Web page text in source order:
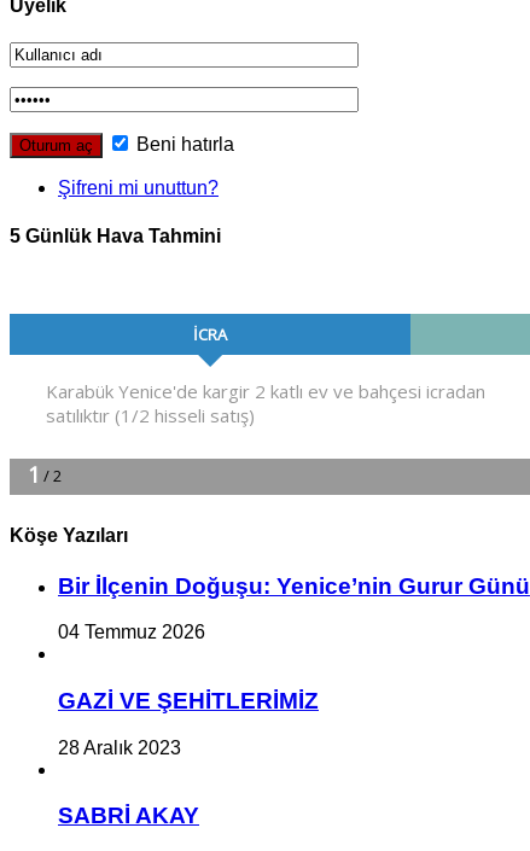
Üyelik
Beni hatırla
Şifreni mi unuttun?
5 Günlük Hava Tahmini
Köşe Yazıları
Bir İlçe­nin Do­ğu­şu: Ye­ni­ce’nin Gurur Günü
04 Temmuz 2026
GAZİ VE ŞEHİTLERİMİZ
28 Aralık 2023
SABRİ AKAY